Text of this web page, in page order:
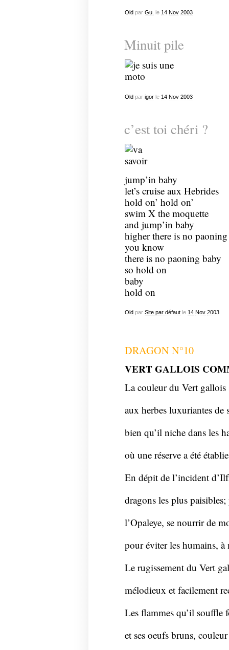
Oldpar Gu. le 14 Nov 2003
Minuit pile
Oldpar igorle 14 Nov 2003
c’est toi chéri ?
jump’in baby
let’s cruise aux Hebrides
hold on’ hold on’
swim X the moquette
and jump’in baby
higher there is no paoning
you know
there is no paoning baby
so hold on
baby
hold on
Oldpar Site par défautle 14 Nov 2003
DRAGON N°10
VERT GALLOIS
La couleur du Vert gallois
aux herbes luxuriantes de
bien qu’il niche dans les
où une réserve a été
En dépit de l’incident
dragons les plus
l’Opaleye, se nourrir de
pour éviter les humains, à
Le rugissement du Vert
mélodieux et facilement
Les flammes qu’il souffle
et ses oeufs bruns,